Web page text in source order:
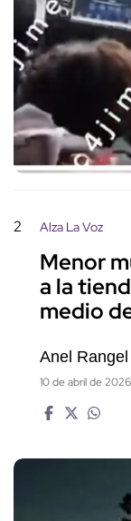
2 Alza La Voz
Menor
a la
medio
Anel Rangel
10 de abril de 2026